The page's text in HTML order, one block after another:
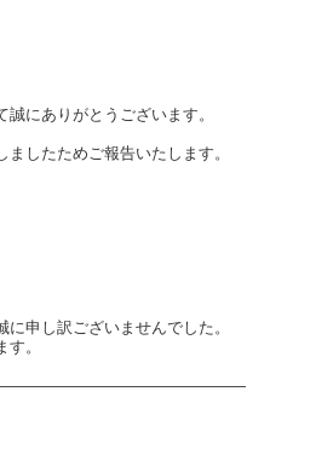
にありがとうございます。
したためご報告いたします。
申し訳ございませんでした。
。